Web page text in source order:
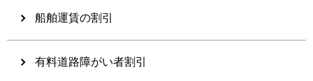
船舶運賃の割引
有料道路障がい者割引